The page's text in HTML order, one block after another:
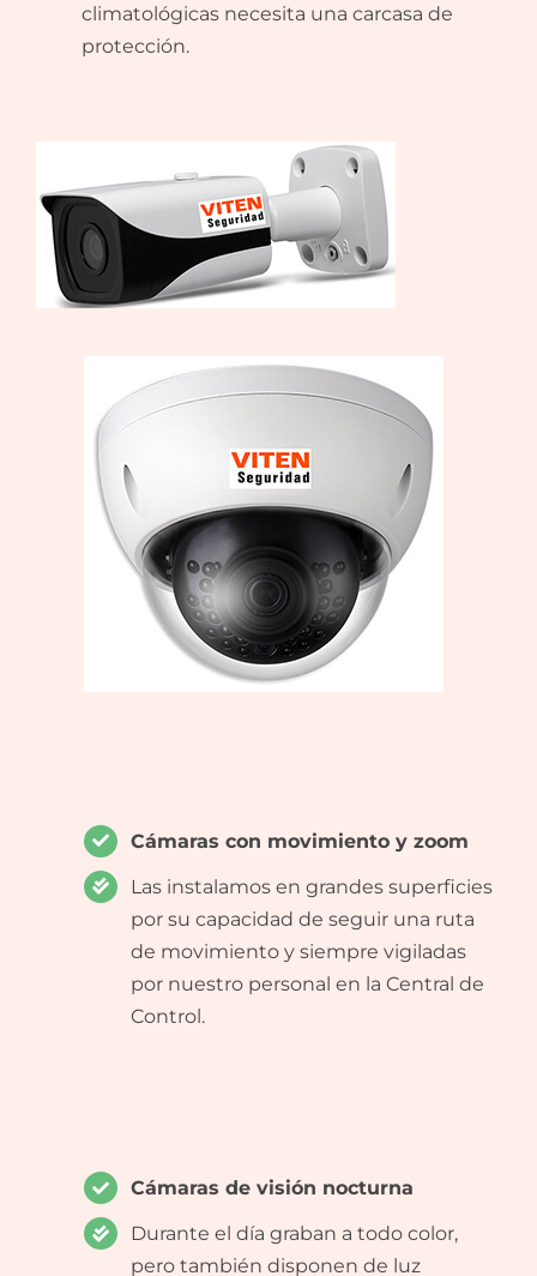
climatológicas necesita una carcasa de
protección.
Cámaras con movimiento y zoom
Las instalamos en grandes superficies
por su capacidad de seguir una ruta
de movimiento y siempre vigiladas
por nuestro personal en la Central de
Control.
Cámaras de visión nocturna
Durante el día graban a todo color,
pero también disponen de luz